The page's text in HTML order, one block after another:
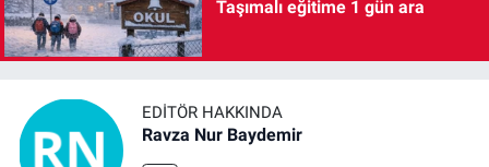
Taşımalı eğitime 1 gün ara
EDITÖR HAKKINDA
Ravza Nur Baydemir